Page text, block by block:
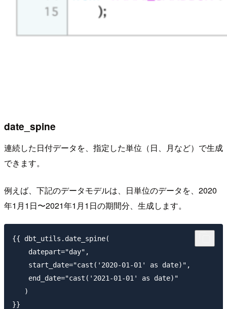
date_spine
連続した日付データを、指定した単位（日、月など）で生成
できます。
例えば、下記のデータモデルは、日単位のデータを、2020
年1月1日〜2021年1月1日の期間分、生成します。
{{ dbt_utils.date_spine(
    datepart="day",
    start_date="cast('2020-01-01' as date)",
    end_date="cast('2021-01-01' as date)"
   )
}}